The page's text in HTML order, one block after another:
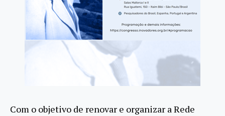
Com o objetivo de renovar e organizar a Rede